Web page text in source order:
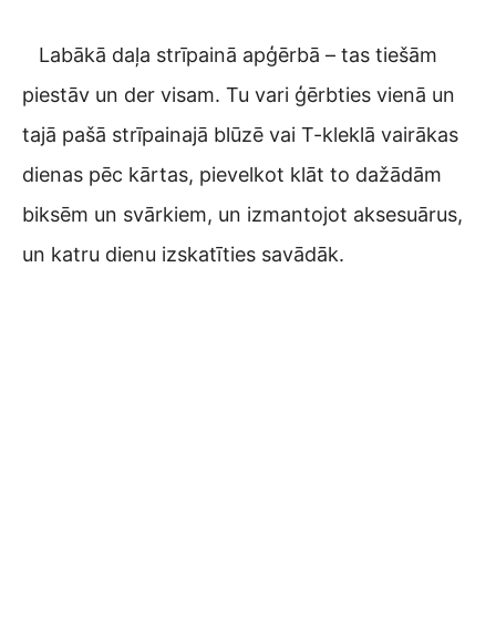
Labākā daļa strīpainā apģērbā – tas tiešām
piestāv un der visam. Tu vari ģērbties vienā un
tajā pašā strīpainajā blūzē vai T-kleklā vairākas
dienas pēc kārtas, pievelkot klāt to dažādām
biksēm un svārkiem, un izmantojot aksesuārus,
un katru dienu izskatīties savādāk.